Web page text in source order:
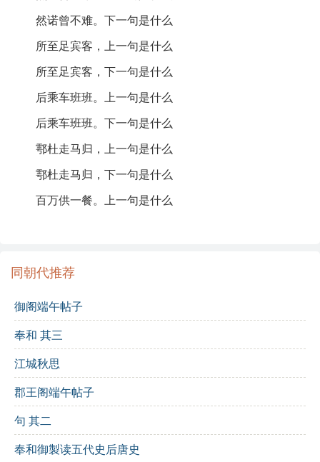
同朝代推荐
御阁端午帖子
奉和 其三
江城秋思
郡王阁端午帖子
句 其二
奉和御製读五代史后唐史
的交往和情感，尤其是在青年人中间，友谊与豪情的流
露。
《拟结客少年场》是一首充满青春气息的诗作，表达了
诗人对友谊的向往和对世俗生活的思考。开篇以“结客”引
通过酒宴的设定，展现出年轻人之间真挚的情感交流，
表达了“相倾在意气，握手出肺肝”的心声，强调了真诚的
进，诗人对友谊的描写逐渐转向对社会现实的深刻反
而“百万供一餐”则呈现了当时社会的奢华与浪费，映射出
人与人之间的交往不仅仅是情感的交流，还掺杂了世俗
的利益、地位与外在的压力。“路人侧目视，仇家骨常寒”
则暗示了在社会交往中，虽然表面风光，背后却隐藏着
敌意与竞争，让人不禁对人情世故的复杂感到深思。在
最后一联中，诗人以“可笑愚儒生”自嘲，展现了对世俗生
活的无奈与对知识分子处境的反思，令人感受到一种深
深的无奈与辛酸。
诗词解析：
逐句解析：
然诺曾不难。下一句是什么
所至足宾客，上一句是什么
所至足宾客，下一句是什么
后乘车班班。上一句是什么
后乘车班班。下一句是什么
鄠杜走马归，上一句是什么
鄠杜走马归，下一句是什么
百万供一餐。上一句是什么